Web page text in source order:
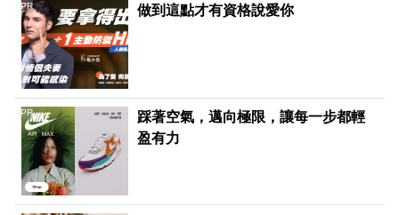
做到這點才有資格說愛你
PR
踩著空氣，邁向極限，讓每一步都輕
盈有力
PR